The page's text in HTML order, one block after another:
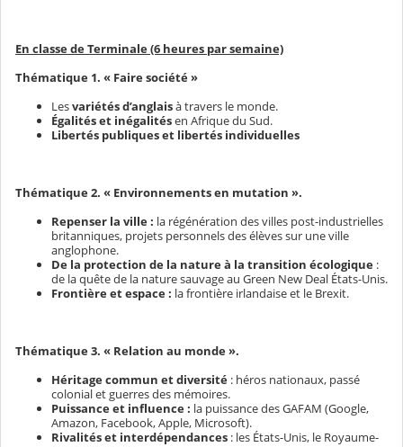
En classe de Terminale (6 heures par semaine)
Thématique 1. « Faire société »
Lesvariétés d’anglaisà travers le monde.
Égalités et inégalitésen Afrique du Sud.
Libertés publiques et libertés individuelles
Thématique 2. « Environnements en mutation ».
Repenser la ville : la régénération des villes post-industrielles
britanniques, projets personnels des élèves sur une ville
anglophone.
De la protection de la nature à la transition écologique :
de la quête de la nature sauvage au Green New Deal États-Unis.
Frontière et espace : la frontière irlandaise et le Brexit.
Thématique 3. « Relation au monde ».
Héritage commun et diversité : héros nationaux, passé
colonial et guerres des mémoires.
Puissance et influence : la puissance des GAFAM (Google,
Amazon, Facebook, Apple, Microsoft).
Rivalités et interdépendances : les États-Unis, le Royaume-